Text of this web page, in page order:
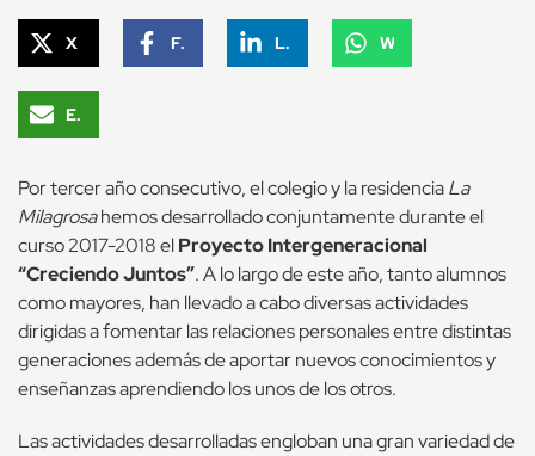
X Facebook LinkedIn
Email
Por tercer año consecutivo, el colegio y la residenciaLa
Milagrosahemos desarrollado conjuntamente durante el
curso 2017-2018 elProyecto Intergeneracional
“Creciendo Juntos”. A lo largo de este año, tanto alumnos
como mayores, han llevado a cabo diversas actividades
dirigidas a fomentar las relaciones personales entre distintas
generaciones además de aportar nuevos conocimientos y
enseñanzas aprendiendo los unos de los otros.
Las actividades desarrolladas engloban una gran variedad de